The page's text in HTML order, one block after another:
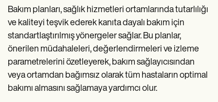
Bakım planları, sağlık hizmetleri ortamlarında tutarlılığı
ve kaliteyi teşvik ederek kanıta dayalı bakım için
standartlaştırılmış yönergeler sağlar. Bu planlar,
önerilen müdahaleleri, değerlendirmeleri ve izleme
parametrelerini özetleyerek, bakım sağlayıcısından
veya ortamdan bağımsız olarak tüm hastaların optimal
bakımı almasını sağlamaya yardımcı olur.